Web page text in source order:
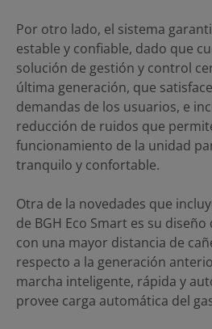
Por otro lado, el sistema
estable y confiable, dado que
solución de gestión y control
última generación, que
demandas de los usuarios, e
reducción de ruidos que
funcionamiento de la unidad
tranquilo y confortable.
Otra de la novedades que
de BGH Eco Smart es su
con una mayor distancia de
respecto a la generación
marcha inteligente, rápida y
provee carga automática del